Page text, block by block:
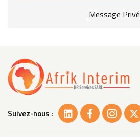
Message Privé
Suivez-nous :